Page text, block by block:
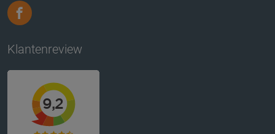
Klantenreview